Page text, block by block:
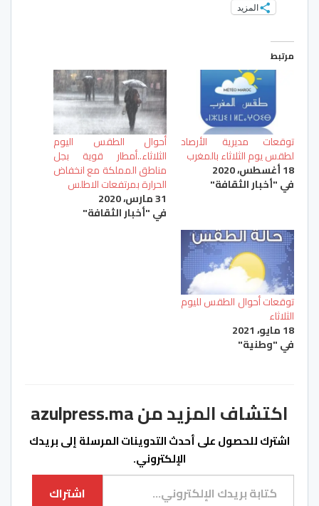
المزيد
مرتبط
توقعات مديرية الأرصاد
لطقس يوم الثلاثاء بالمغرب
18 أغسطس، 2020
في "أخبار الثقافة"
أحوال الطقس اليوم
الثلاثاء..أمطار قوية بجل
مناطق المملكة مع انخفاض
الحرارة بمرتفعات الاطلس
31 مارس، 2020
في "أخبار الثقافة"
توقعات أحوال الطقس لليوم
الثلاثاء
18 مايو، 2021
في "وطنية"
اكتشاف المزيد من azulpress.ma
اشترك للحصول على أحدث التدوينات المرسلة إلى بريدك
الإلكتروني.
كتابة بريدك الإلكتروني...
اشتراك